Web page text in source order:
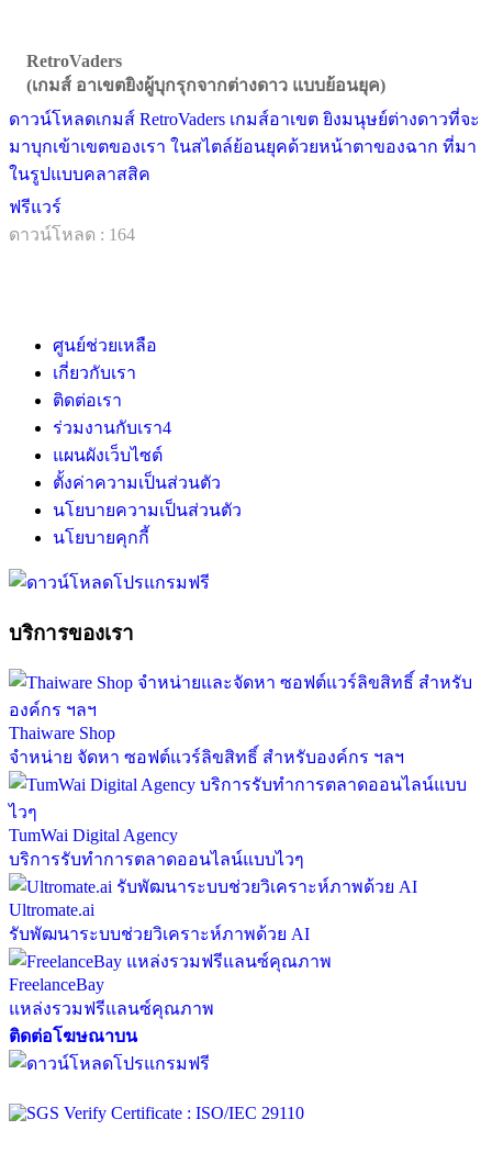
RetroVaders
(เกมส์ อาเขตยิงผู้บุกรุกจากต่างดาว แบบย้อนยุค)
ดาวน์โหลดเกมส์ RetroVaders เกมส์อาเขต ยิงมนุษย์ต่างดาวที่จะ
มาบุกเข้าเขตของเรา ในสไตล์ย้อนยุคด้วยหน้าตาของฉาก ที่มา
ในรูปแบบคลาสสิค
ฟรีแวร์
ดาวน์โหลด : 164
ศูนย์ช่วยเหลือ
เกี่ยวกับเรา
ติดต่อเรา
ร่วมงานกับเรา4
แผนผังเว็บไซต์
ตั้งค่าความเป็นส่วนตัว
นโยบายความเป็นส่วนตัว
นโยบายคุกกี้
บริการของเรา
Thaiware Shop
จำหน่าย จัดหา ซอฟต์แวร์ลิขสิทธิ์ สำหรับองค์กร ฯลฯ
TumWai Digital Agency
บริการรับทำการตลาดออนไลน์แบบไวๆ
Ultromate.ai
รับพัฒนาระบบช่วยวิเคราะห์ภาพด้วย AI
FreelanceBay
แหล่งรวมฟรีแลนซ์คุณภาพ
ติดต่อโฆษณาบน